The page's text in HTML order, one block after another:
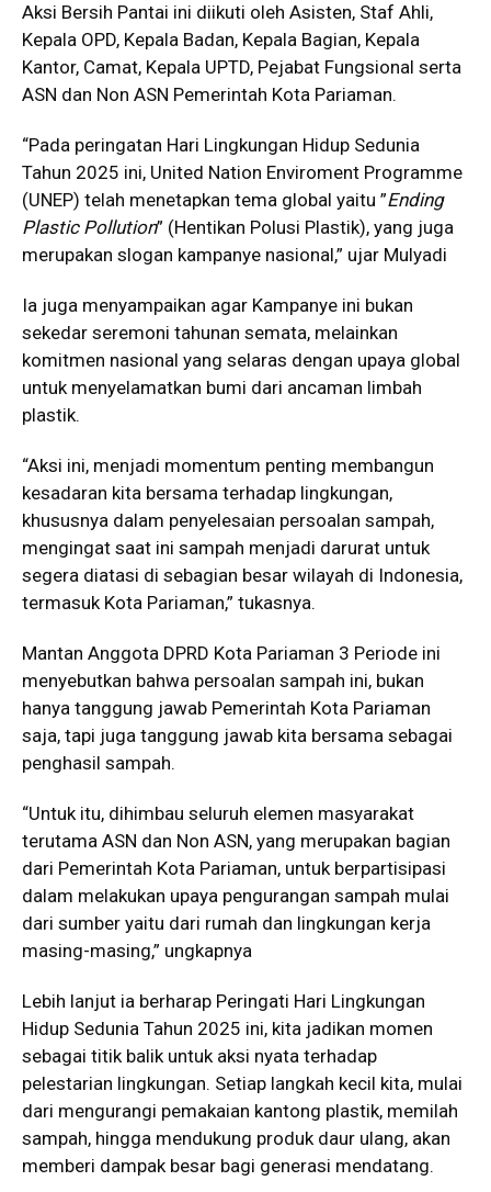
Aksi Bersih Pantai ini diikuti oleh Asisten, Staf Ahli,
Kepala OPD, Kepala Badan, Kepala Bagian, Kepala
Kantor, Camat, Kepala UPTD, Pejabat Fungsional serta
ASN dan Non ASN Pemerintah Kota Pariaman.
“Pada peringatan Hari Lingkungan Hidup Sedunia
Tahun 2025 ini, United Nation Enviroment Programme
(UNEP) telah menetapkan tema global yaitu ”Ending
Plastic Pollution” (Hentikan Polusi Plastik), yang juga
merupakan slogan kampanye nasional,” ujar Mulyadi
Ia juga menyampaikan agar Kampanye ini bukan
sekedar seremoni tahunan semata, melainkan
komitmen nasional yang selaras dengan upaya global
untuk menyelamatkan bumi dari ancaman limbah
plastik.
“Aksi ini, menjadi momentum penting membangun
kesadaran kita bersama terhadap lingkungan,
khususnya dalam penyelesaian persoalan sampah,
mengingat saat ini sampah menjadi darurat untuk
segera diatasi di sebagian besar wilayah di Indonesia,
termasuk Kota Pariaman,” tukasnya.
Mantan Anggota DPRD Kota Pariaman 3 Periode ini
menyebutkan bahwa persoalan sampah ini, bukan
hanya tanggung jawab Pemerintah Kota Pariaman
saja, tapi juga tanggung jawab kita bersama sebagai
penghasil sampah.
“Untuk itu, dihimbau seluruh elemen masyarakat
terutama ASN dan Non ASN, yang merupakan bagian
dari Pemerintah Kota Pariaman, untuk berpartisipasi
dalam melakukan upaya pengurangan sampah mulai
dari sumber yaitu dari rumah dan lingkungan kerja
masing-masing,” ungkapnya
Lebih lanjut ia berharap Peringati Hari Lingkungan
Hidup Sedunia Tahun 2025 ini, kita jadikan momen
sebagai titik balik untuk aksi nyata terhadap
pelestarian lingkungan. Setiap langkah kecil kita, mulai
dari mengurangi pemakaian kantong plastik, memilah
sampah, hingga mendukung produk daur ulang, akan
memberi dampak besar bagi generasi mendatang.